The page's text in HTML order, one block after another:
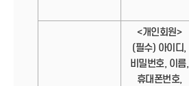
<개인회원>
(필수) 아이디,
비밀번호, 이름,
휴대폰번호,